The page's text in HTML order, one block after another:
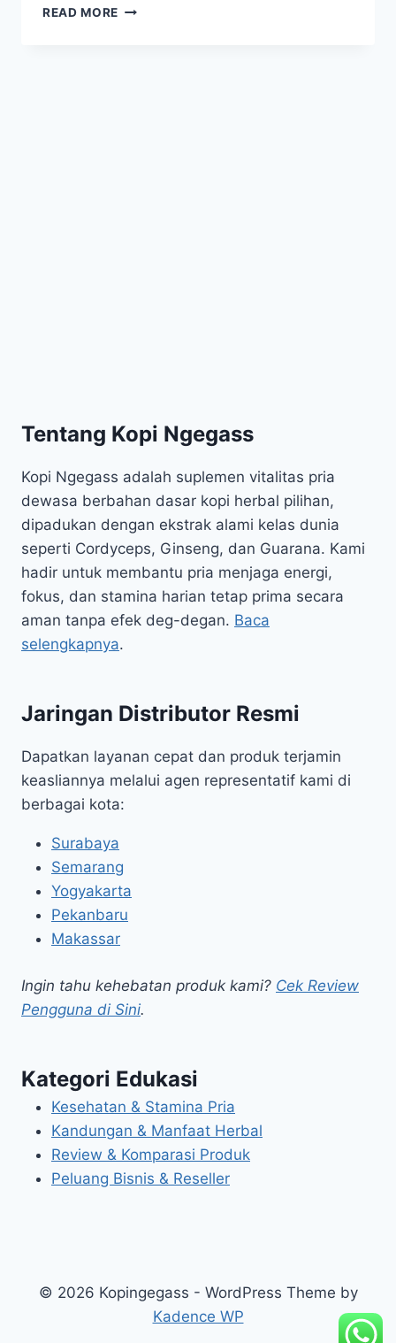
READ MORE BONGKAR
Tentang Kopi Ngegass
Kopi Ngegass adalah suplemen vitalitas pria
dewasa berbahan dasar kopi herbal pilihan,
dipadukan dengan ekstrak alami kelas dunia
seperti Cordyceps, Ginseng, dan Guarana. Kami
hadir untuk membantu pria menjaga energi,
fokus, dan stamina harian tetap prima secara
aman tanpa efek deg-degan. Baca
selengkapnya.
Jaringan Distributor Resmi
Dapatkan layanan cepat dan produk terjamin
keasliannya melalui agen representatif kami di
berbagai kota:
Surabaya
Semarang
Yogyakarta
Pekanbaru
Makassar
Ingin tahu kehebatan produk kami? Cek Review
Pengguna di Sini.
Kategori Edukasi
Kesehatan & Stamina Pria
Kandungan & Manfaat Herbal
Review & Komparasi Produk
Peluang Bisnis & Reseller
© 2026 Kopingegass - WordPress Theme by
Kadence WP